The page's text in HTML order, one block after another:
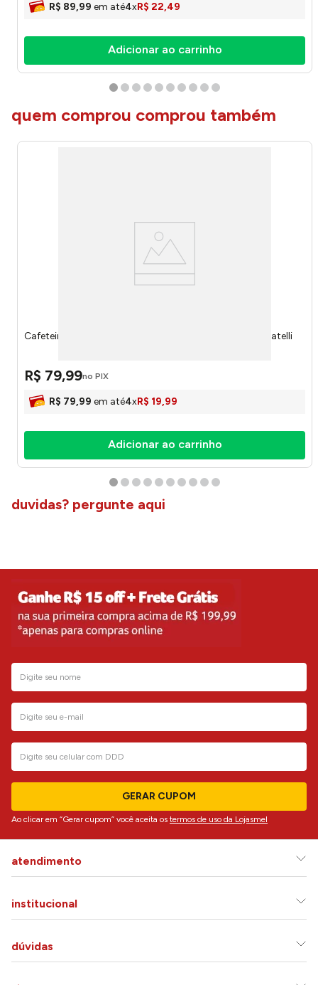
R$ 89,99 em até4xR$ 22,49
Adicionar ao carrinho
quem comprou comprou também
Cafeteira Italiana Inox 9 Xícaras Com Alça A27824 - Fratelli
R$ 79,99no PIX
R$ 79,99 em até4xR$ 19,99
Adicionar ao carrinho
duvidas? pergunte aqui
GERAR CUPOM
Ao clicar em “Gerar cupom” você aceita os termos de uso da Lojasmel
atendimento
institucional
dúvidas